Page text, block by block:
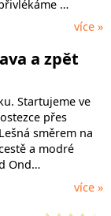
…
více »
a zpět
Startujeme ve
přes
směrem na
a modré
Ond…
více »